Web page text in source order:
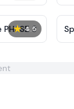
★ 4.5
3